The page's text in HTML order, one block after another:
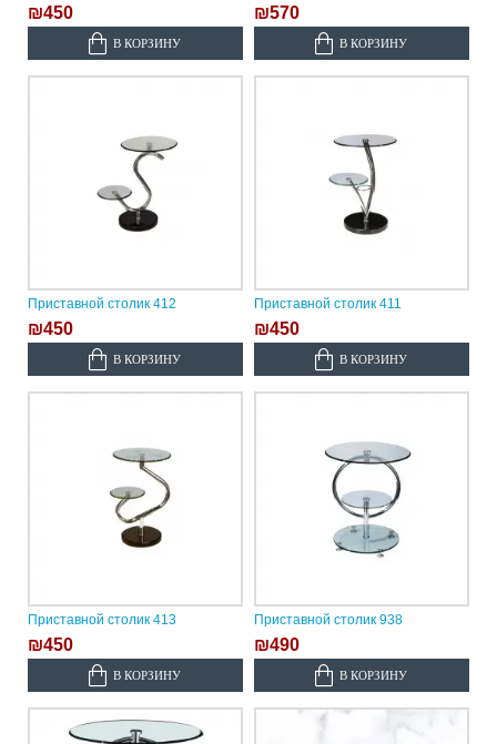
₪450
В КОРЗИНУ
₪570
В КОРЗИНУ
Приставной столик 412
₪450
В КОРЗИНУ
Приставной столик 411
₪450
В КОРЗИНУ
Приставной столик 413
₪450
В КОРЗИНУ
Приставной столик 938
₪490
В КОРЗИНУ